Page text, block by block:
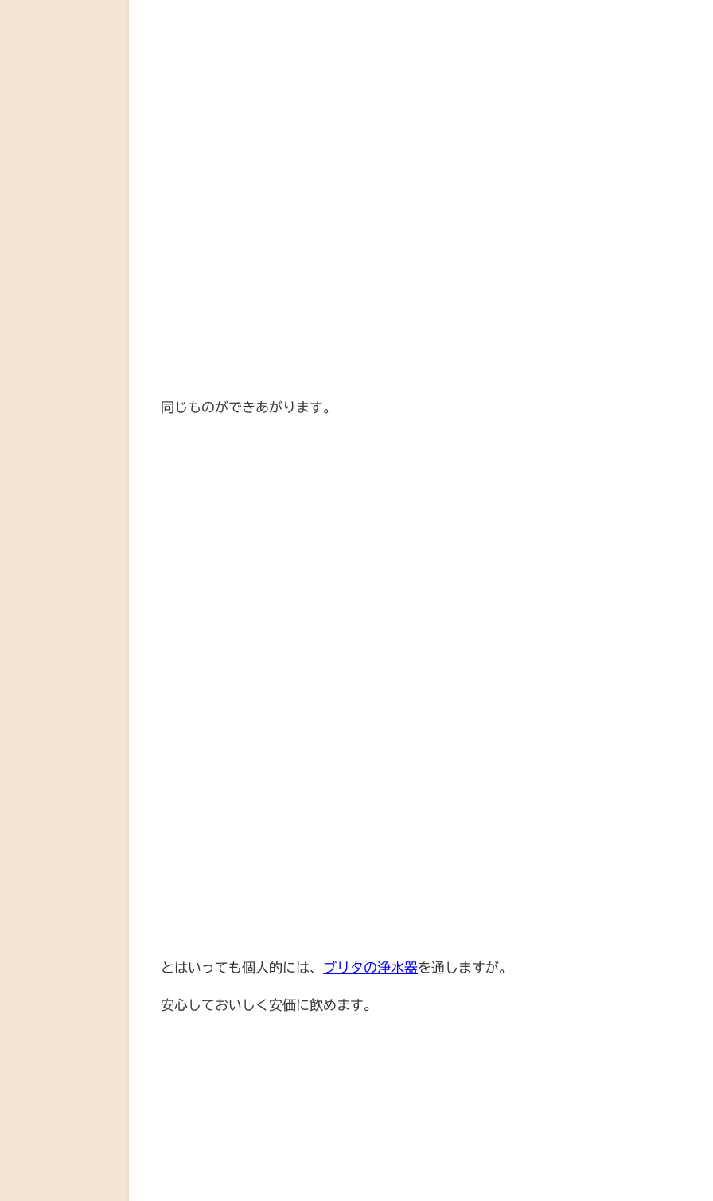
同じものができあがります。
とはいっても個人的には、 ブリタの浄水器を通しますが。
安心しておいしく安価に飲めます。